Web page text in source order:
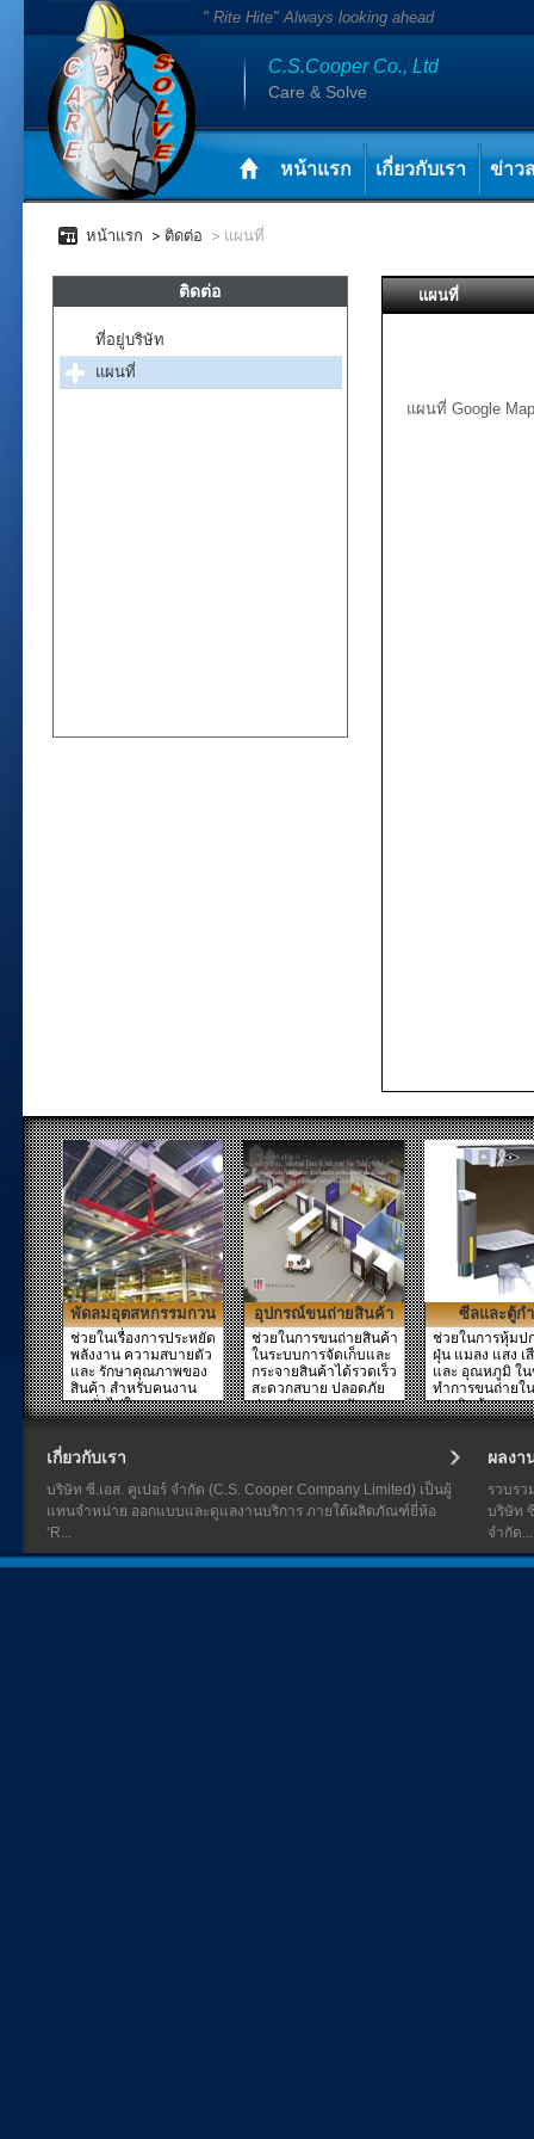
" Rite Hite" Always looking ahead
C.S.Cooper Co., Ltd
Care & Solve
หน้าแรก เกี่ยวกับเรา ข่าว
หน้าแรก ติดต่อ แผนที่
ติดต่อ
ที่อยู่บริษัท
แผนที่
แผนที่
แผนที่ Google Map
พัดลมอุตสหกรรมกวน
ปรับอากาศ
ช่วยในเรื่องการประหยัด
พลังงาน ความสบายตัว
และ รักษาคุณภาพของ
สินค้า สำหรับคนงาน
คนทั่วไปในอาคาร รว...
อุปกรณ์ขนถ่ายสินค้า
ช่วยในการขนถ่ายสินค้า
ในระบบการจัดเก็บและ
กระจายสินค้าได้รวดเร็ว
สะดวกสบาย ปลอดภัย
ประหยัดเวลา พลังงาน...
ซีลและตู้ก
ช่วยในการหุ้มป
ฝุ่น แมลง แสง เ
และ อุณหภูมิ ใ
ทำการขนถ่ายใ
ถ่ายสินค้า และก
เกี่ยวกับเรา
บริษัท ซี.เอส. คูเปอร์ จำกัด (C.S. Cooper Company Limited) เป็นผู้
แทนจำหน่าย ออกแบบและดูแลงานบริการ ภายใต้ผลิตภัณฑ์ยี่ห้อ
‘R...
ผลงา
รวบรว
บริษัท
จำกัด...